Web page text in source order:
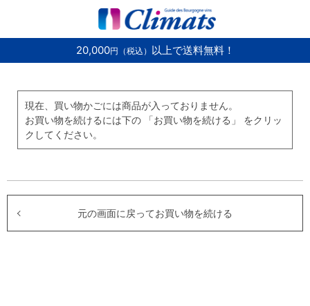
20,000円（税込） 以上で送料無料！
現在、買い物かごには商品が入っておりません。
お買い物を続けるには下の 「お買い物を続ける」 をクリッ
クしてください。
元の画面に戻ってお買い物を続ける